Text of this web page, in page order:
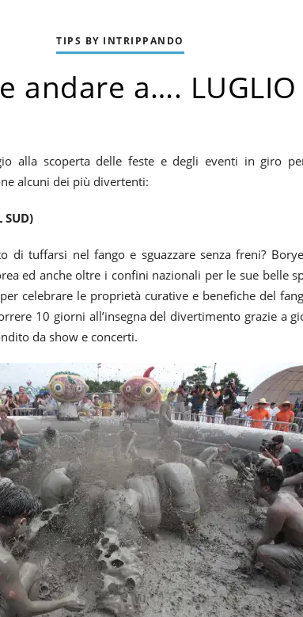
TIPS BY INTRIPPANDO
andare a…. LUGLIO
alla scoperta delle feste e degli eventi in giro
alcuni dei più divertenti:
SUD)
tuffarsi nel fango e sguazzare senza freni?
ed anche oltre i confini nazionali per le sue belle
celebrare le proprietà curative e benefiche del
10 giorni all’insegna del divertimento grazie a
da show e concerti.